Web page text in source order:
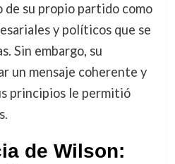
su propio partido como
y políticos que se
Sin embargo, su
un mensaje coherente y
principios le permitió
de Wilson: